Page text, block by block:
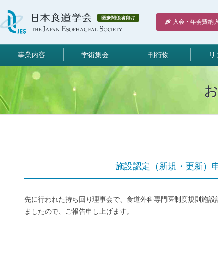
医療関係者向け
入会・年会費納
事業内容 学術集会 刊行物 リ
施設認定（新規・更新）
先に行われた持ち回り理事会で、食道外科専門医制度規則施
ましたので、ご報告申し上げます。